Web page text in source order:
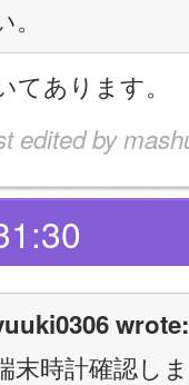
。
てあります。
edited by
wrote:
末時計確認し